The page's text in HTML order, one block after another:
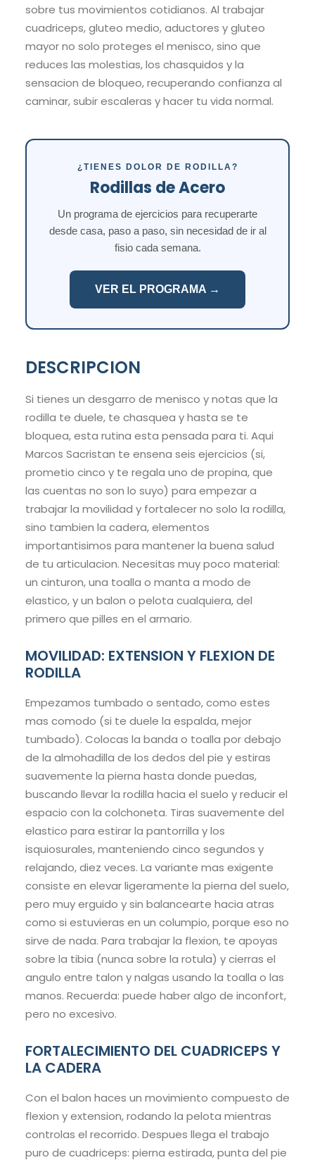
sobre tus movimientos cotidianos. Al trabajar
cuadriceps, gluteo medio, aductores y gluteo
mayor no solo proteges el menisco, sino que
reduces las molestias, los chasquidos y la
sensacion de bloqueo, recuperando confianza al
caminar, subir escaleras y hacer tu vida normal.
¿TIENES DOLOR DE RODILLA?
Rodillas de Acero
Un programa de ejercicios para recuperarte
desde casa, paso a paso, sin necesidad de ir al
fisio cada semana.
VER EL PROGRAMA →
DESCRIPCION
Si tienes un desgarro de menisco y notas que la
rodilla te duele, te chasquea y hasta se te
bloquea, esta rutina esta pensada para ti. Aqui
Marcos Sacristan te ensena seis ejercicios (si,
prometio cinco y te regala uno de propina, que
las cuentas no son lo suyo) para empezar a
trabajar la movilidad y fortalecer no solo la rodilla,
sino tambien la cadera, elementos
importantisimos para mantener la buena salud
de tu articulacion. Necesitas muy poco material:
un cinturon, una toalla o manta a modo de
elastico, y un balon o pelota cualquiera, del
primero que pilles en el armario.
MOVILIDAD: EXTENSION Y FLEXION DE
RODILLA
Empezamos tumbado o sentado, como estes
mas comodo (si te duele la espalda, mejor
tumbado). Colocas la banda o toalla por debajo
de la almohadilla de los dedos del pie y estiras
suavemente la pierna hasta donde puedas,
buscando llevar la rodilla hacia el suelo y reducir el
espacio con la colchoneta. Tiras suavemente del
elastico para estirar la pantorrilla y los
isquiosurales, manteniendo cinco segundos y
relajando, diez veces. La variante mas exigente
consiste en elevar ligeramente la pierna del suelo,
pero muy erguido y sin balancearte hacia atras
como si estuvieras en un columpio, porque eso no
sirve de nada. Para trabajar la flexion, te apoyas
sobre la tibia (nunca sobre la rotula) y cierras el
angulo entre talon y nalgas usando la toalla o las
manos. Recuerda: puede haber algo de inconfort,
pero no excesivo.
FORTALECIMIENTO DEL CUADRICEPS Y
LA CADERA
Con el balon haces un movimiento compuesto de
flexion y extension, rodando la pelota mientras
controlas el recorrido. Despues llega el trabajo
puro de cuadriceps: pierna estirada, punta del pie